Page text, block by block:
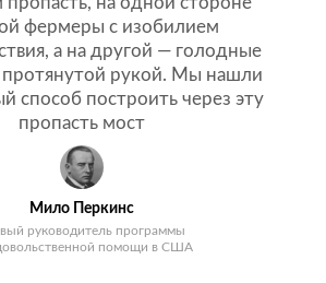
фермеры с изобилием
а на другой — голодные
протянутой рукой. Мы нашли
способ построить через эту
пропасть мост
Мило Перкинс
руководитель программы
помощи в США